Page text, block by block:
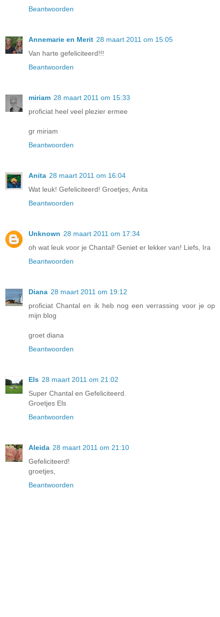
Beantwoorden
Annemarie en Merit 28 maart 2011 om 15:05
Van harte gefeliciteerd!!!
Beantwoorden
miriam 28 maart 2011 om 15:33
proficiat heel veel plezier ermee
gr miriam
Beantwoorden
Anita 28 maart 2011 om 16:04
Wat leuk! Gefeliciteerd! Groetjes, Anita
Beantwoorden
Unknown 28 maart 2011 om 17:34
oh wat leuk voor je Chantal! Geniet er lekker van! Liefs, Ira
Beantwoorden
Diana 28 maart 2011 om 19:12
proficiat Chantal en ik heb nog een verrassing voor je op
mijn blog
groet diana
Beantwoorden
Els 28 maart 2011 om 21:02
Super Chantal en Gefeliciteerd.
Groetjes Els
Beantwoorden
Aleida 28 maart 2011 om 21:10
Gefeliciteerd!
groetjes,
Beantwoorden